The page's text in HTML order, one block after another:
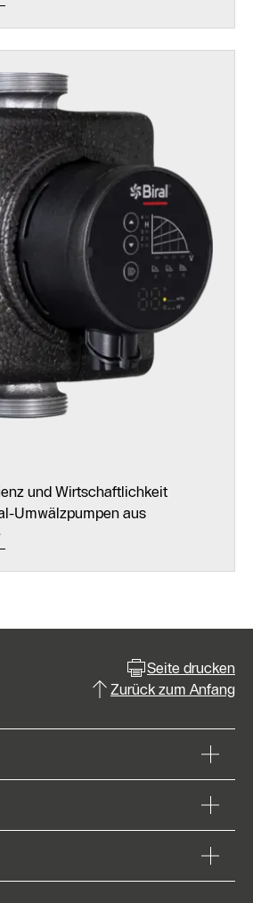
und Wirtschaftlichkeit
Umwälzpumpen aus
Seite drucken
Zurück zum Anfang